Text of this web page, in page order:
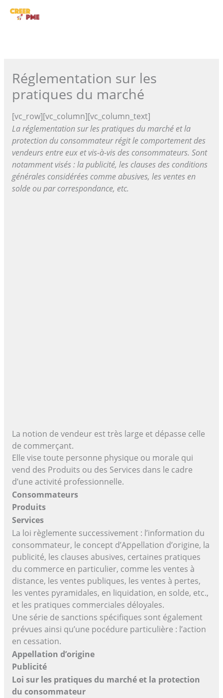
Réglementation sur les
pratiques du marché
[vc_row][vc_column][vc_column_text]
La réglementation sur les pratiques du marché et la
protection du consommateur régit le comportement des
vendeurs entre eux et vis-à-vis des consommateurs. Sont
notamment visés : la publicité, les clauses des conditions
générales considérées comme abusives, les ventes en
solde ou par correspondance, etc.
La notion de vendeur est très large et dépasse celle
de commerçant.
Elle vise toute personne physique ou morale qui
vend des Produits ou des Services dans le cadre
d’une activité professionnelle.
Consommateurs
Produits
Services
La loi règlemente successivement : l’information du
consommateur, le concept d’Appellation d’origine, la
publicité, les clauses abusives, certaines pratiques
du commerce en particulier, comme les ventes à
distance, les ventes publiques, les ventes à pertes,
les ventes pyramidales, en liquidation, en solde, etc.,
et les pratiques commerciales déloyales.
Une série de sanctions spécifiques sont également
prévues ainsi qu’une pocédure particulière : l’action
en cessation.
Appellation d’origine
Publicité
Loi sur les pratiques du marché et la protection
du consommateur